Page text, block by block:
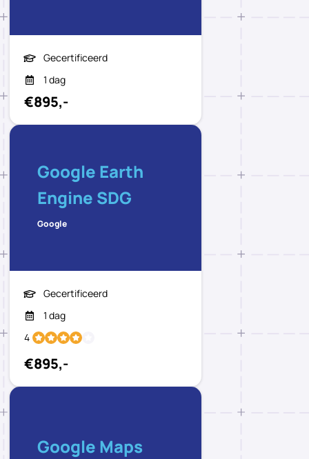
Gecertificeerd
1 dag
€895,-
Google Earth
Engine SDG
Google
Gecertificeerd
1 dag
4
€895,-
Google Maps